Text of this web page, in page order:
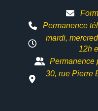
Permanence
mardi,
12h
Permanence
30, rue Pierre